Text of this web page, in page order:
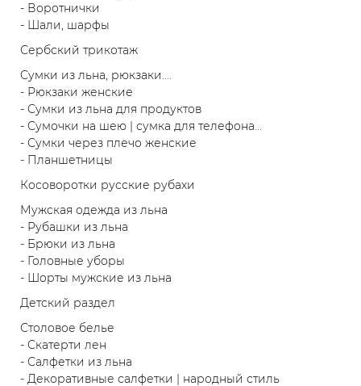
- Воротнички
- Шали, шарфы
Сербский трикотаж
Сумки из льна, рюкзаки....
- Рюкзаки женские
- Сумки из льна для продуктов
- Сумочки на шею | сумка для телефона...
- Сумки через плечо женские
- Планшетницы
Косоворотки русские рубахи
Мужская одежда из льна
- Рубашки из льна
- Брюки из льна
- Головные уборы
- Шорты мужские из льна
Детский раздел
Столовое белье
- Скатерти лен
- Салфетки из льна
- Декоративные салфетки | народный стиль